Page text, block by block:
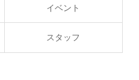
イベント
スタッフ